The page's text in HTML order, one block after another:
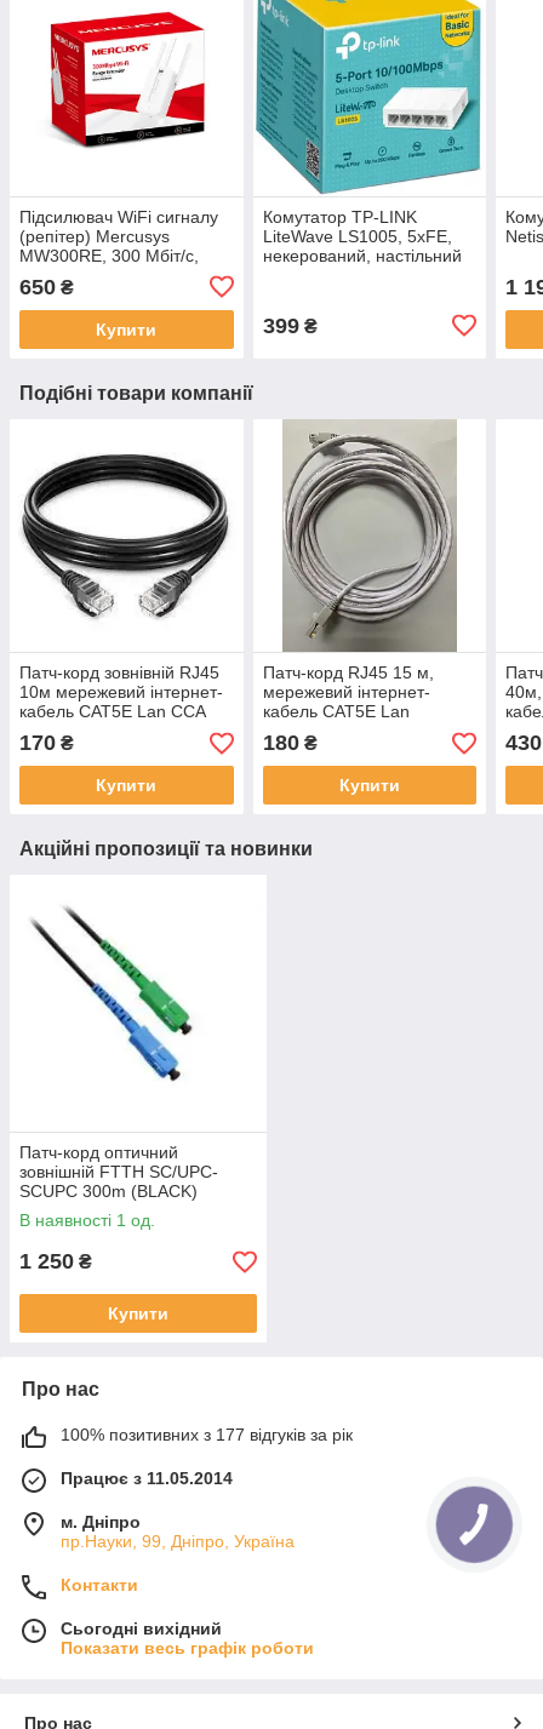
Підсилювач WiFi сигналу
(репітер) Mercusys
MW300RE, 300 Мбіт/с,
650 ₴
Купити
Комутатор TP-LINK
LiteWave LS1005, 5xFE,
некерований, настільний
399₴
1
Подібні товари компанії
Патч-корд зовнівній RJ45
10м мережевий інтернет-
кабель CAT5E Lan CCA
170 ₴
Купити
Патч-корд RJ45 15 м,
мережевий інтернет-
кабель CAT5E Lan
180₴
Купити
40м,
430
Акційні пропозиції та новинки
Патч-корд оптичний
зовнішній FTTH SC/UPC-
SCUPC 300m (BLACK)
В наявності 1 од.
1 250 ₴
Купити
Про нас
100% позитивних з 177 відгуків за рік
Працює з 11.05.2014
м. Дніпро
пр.Науки, 99, Дніпро, Україна
Контакти
Сьогодні вихідний
Показати весь графік роботи
Про нас